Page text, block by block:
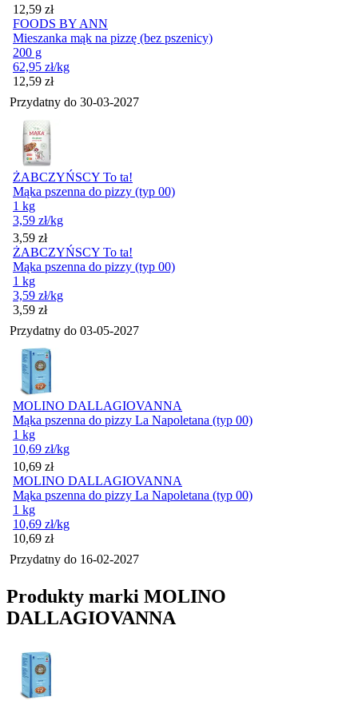
Cena
12,59 zł
FOODS BY ANN
Mieszanka mąk na pizzę (bez pszenicy)
200 g
62,95 zł/kg
Cena
12,59 zł
Przydatny do 30-03-2027
ŻABCZYŃSCY To ta!
Mąka pszenna do pizzy (typ 00)
1 kg
3,59 zł/kg
Cena
3,59 zł
ŻABCZYŃSCY To ta!
Mąka pszenna do pizzy (typ 00)
1 kg
3,59 zł/kg
Cena
3,59 zł
Przydatny do 03-05-2027
MOLINO DALLAGIOVANNA
Mąka pszenna do pizzy La Napoletana (typ 00)
1 kg
10,69 zł/kg
Cena
10,69 zł
MOLINO DALLAGIOVANNA
Mąka pszenna do pizzy La Napoletana (typ 00)
1 kg
10,69 zł/kg
Cena
10,69 zł
Przydatny do 16-02-2027
Produkty marki MOLINO
DALLAGIOVANNA